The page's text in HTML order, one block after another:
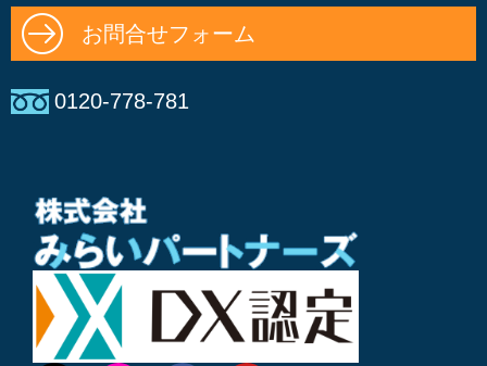
お問合せフォーム
0120-778-781